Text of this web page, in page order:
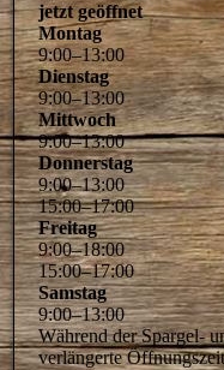
jetzt geöffnet
Montag
9:00–13:00
Dienstag
9:00–13:00
Mittwoch
9:00–13:00
Donnerstag
9:00–13:00
15:00–17:00
Freitag
9:00–18:00
15:00–17:00
Samstag
9:00–13:00
Während der Spargel-
verlängerte